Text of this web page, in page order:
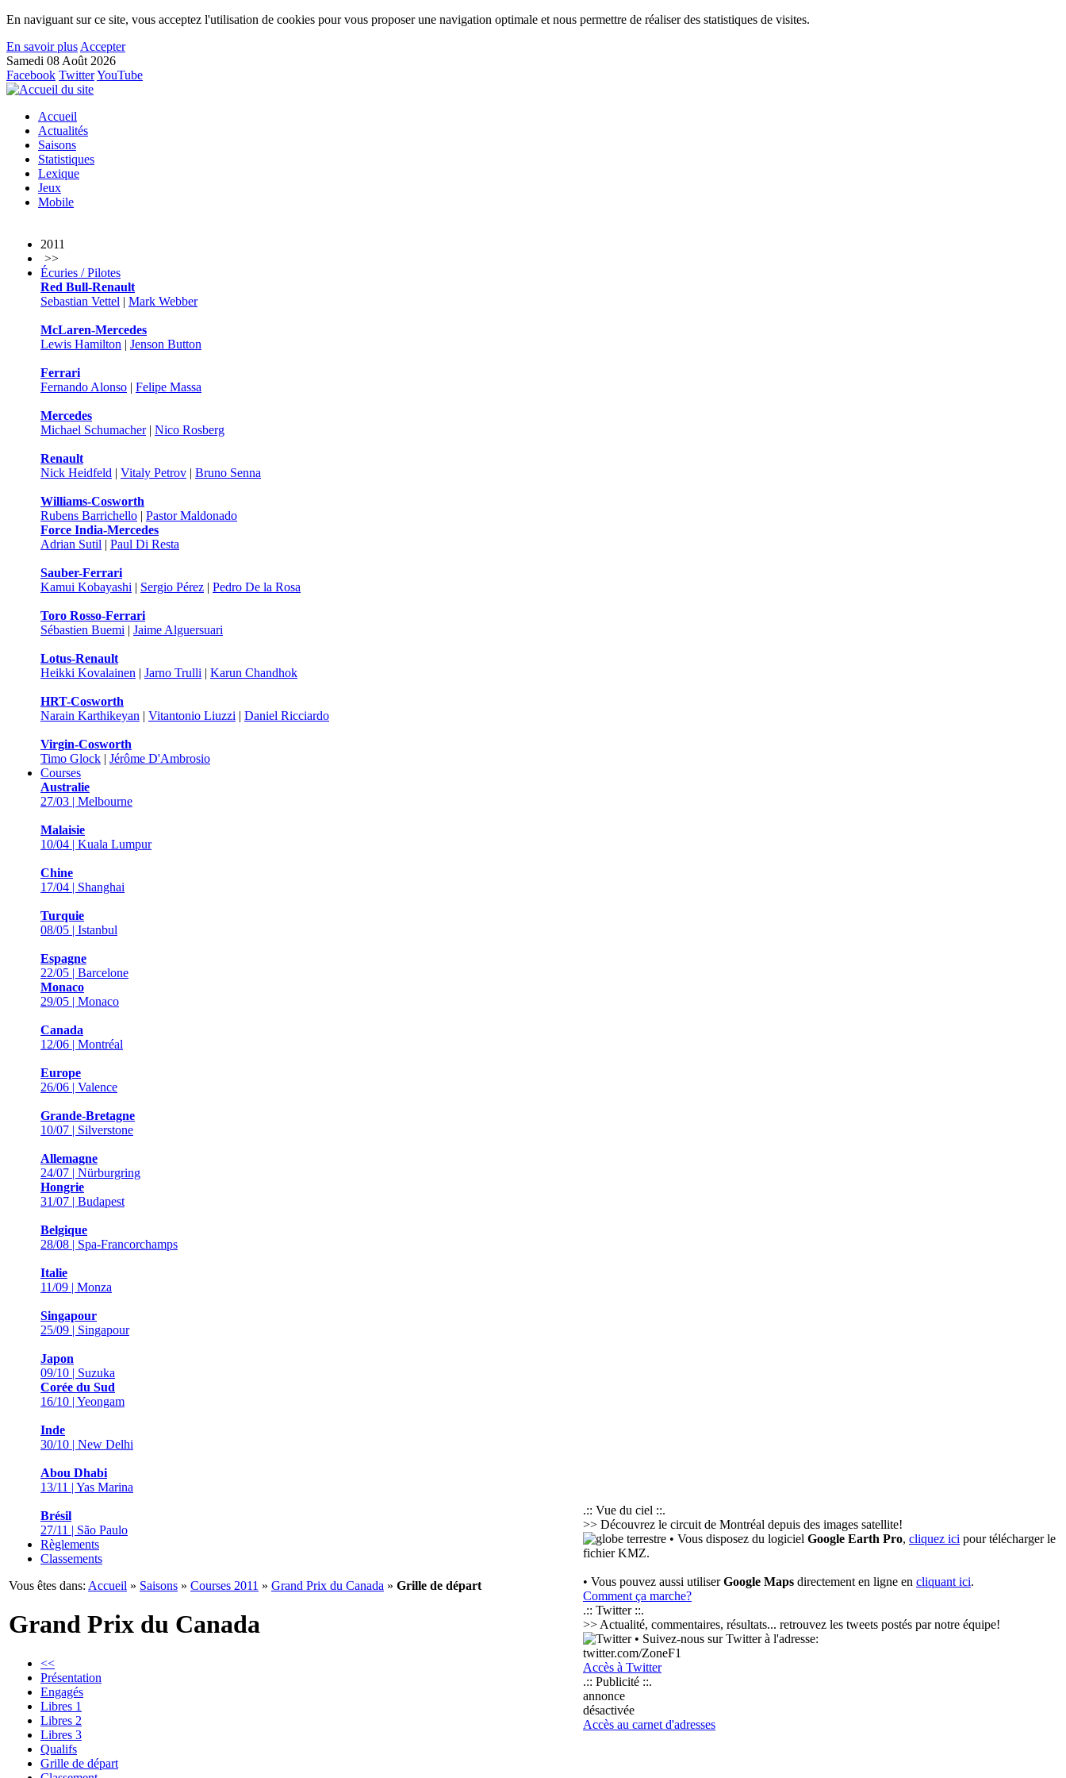
En naviguant sur ce site, vous acceptez l'utilisation de cookies pour vous proposer une navigation optimale et nous permettre de réaliser des statistiques de visites.
En savoir plus Accepter
Samedi 08 Août 2026
Facebook TwitterYouTube
Accueil
Actualités
Saisons
Statistiques
Lexique
Jeux
Mobile
2011
>>
Écuries / Pilotes
Red Bull-Renault
Sebastian Vettel | Mark Webber
McLaren-Mercedes
Lewis Hamilton | Jenson Button
Ferrari
Fernando Alonso | Felipe Massa
Mercedes
Michael Schumacher| Nico Rosberg
Renault
Nick Heidfeld | Vitaly Petrov | Bruno Senna
Williams-Cosworth
Rubens Barrichello | Pastor Maldonado
Force India-Mercedes
Adrian Sutil | Paul Di Resta
Sauber-Ferrari
Kamui Kobayashi | Sergio Pérez | Pedro De la Rosa
Toro Rosso-Ferrari
Sébastien Buemi | Jaime Alguersuari
Lotus-Renault
Heikki Kovalainen | Jarno Trulli | Karun Chandhok
HRT-Cosworth
Narain Karthikeyan | Vitantonio Liuzzi | Daniel Ricciardo
Virgin-Cosworth
Timo Glock | Jérôme D'Ambrosio
Courses
Australie
27/03 | Melbourne
Malaisie
10/04 | Kuala Lumpur
Chine
17/04 | Shanghai
Turquie
08/05 | Istanbul
Espagne
22/05 | Barcelone
Monaco
29/05 | Monaco
Canada
12/06 | Montréal
Europe
26/06 | Valence
Grande-Bretagne
10/07 | Silverstone
Allemagne
24/07 | Nürburgring
Hongrie
31/07 | Budapest
Belgique
28/08 | Spa-Francorchamps
Italie
11/09 | Monza
Singapour
25/09 | Singapour
Japon
09/10 | Suzuka
Corée du Sud
16/10 | Yeongam
Inde
30/10 | New Delhi
Abou Dhabi
13/11 | Yas Marina
Brésil
27/11 | São Paulo
Règlements
Classements
Vous êtes dans: Accueil » Saisons » Courses 2011 » Grand Prix du Canada » Grille de départ
Grand Prix du Canada
<<
Présentation
Engagés
Libres 1
Libres 2
Libres 3
Qualifs
Grille de départ
.:: Vue du ciel ::.
>> Découvrez le circuit de Montréal depuis des images satellite!
• Vous disposez du logiciel Google Earth Pro, cliquez ici pour télécharger le
fichier KMZ.
• Vous pouvez aussi utiliserGoogle Maps directement en ligne en cliquant ici.
Comment ça marche?
.:: Twitter ::.
>> Actualité, commentaires, résultats... retrouvez les tweets postés par notre équipe!
• Suivez-nous sur Twitter à l'adresse:
twitter.com/ZoneF1
Accès à Twitter
.:: Publicité ::.
annonce
désactivée
Accès au carnet d'adresses